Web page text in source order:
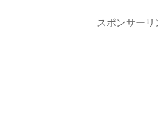
スポンサーリ